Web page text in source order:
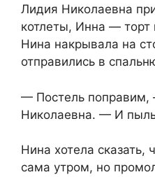
Лидия Николаевна
котлеты, Инна — торт
Нина накрывала на
отправились в
— Постель поправим,
Николаевна. — И
Нина хотела сказать,
сама утром, но